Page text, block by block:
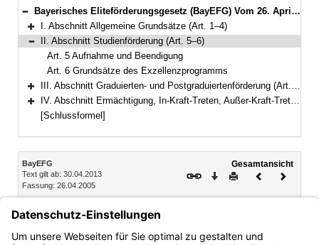
Bereich reduzieren
Bayerisches Eliteförderungsgesetz (BayEFG) Vom 26. April 2005 (GVBl. S. 104) BayRS 2230-2-3-WK (Art. 1–11)
Bereich erweitern
I. Abschnitt Allgemeine Grundsätze (Art. 1–4)
Bereich reduzieren
II. Abschnitt Studienförderung (Art. 5–6)
Art. 5 Aufnahme und Beendigung
Art. 6 Grundsätze des Exzellenzprogramms
Bereich erweitern
III. Abschnitt Graduierten- und Postgraduiertenförderung (Art. 7–8)
Bereich erweitern
IV. Abschnitt Ermächtigung, In-Kraft-Treten, Außer-Kraft-Treten, Übergangsvorschriften (Art. 9–11)
[Schlussformel]
Inhalt
BayEFG
Text gilt ab: 30.04.2013
Fassung: 26.04.2005
Gesamtansicht
Download
DruckenVorheriges
II. Abschnitt Studienförderung
Art. 5 Aufnahme und Beendigung